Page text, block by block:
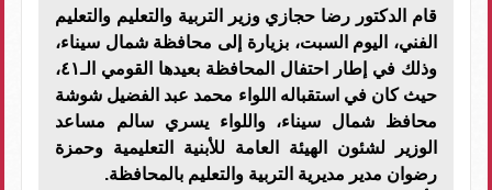
قام الدكتور رضا حجازي وزير التربية والتعليم والتعليم
الفني، اليوم السبت، بزيارة إلى محافظة شمال سيناء،
وذلك في إطار احتفال المحافظة بعيدها القومي الـ٤١،
حيث كان في استقباله اللواء محمد عبد الفضيل شوشة
محافظ شمال سيناء، واللواء يسري سالم مساعد
الوزير لشئون الهيئة العامة للأبنية التعليمية وحمزة
رضوان مدير مديرية التربية والتعليم بالمحافظة.